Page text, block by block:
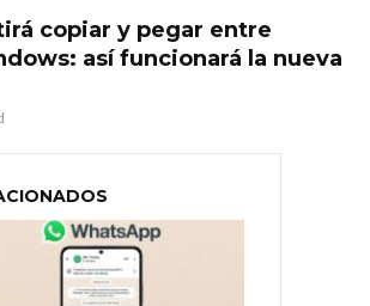
copiar y pegar entre
así funcionará la nueva